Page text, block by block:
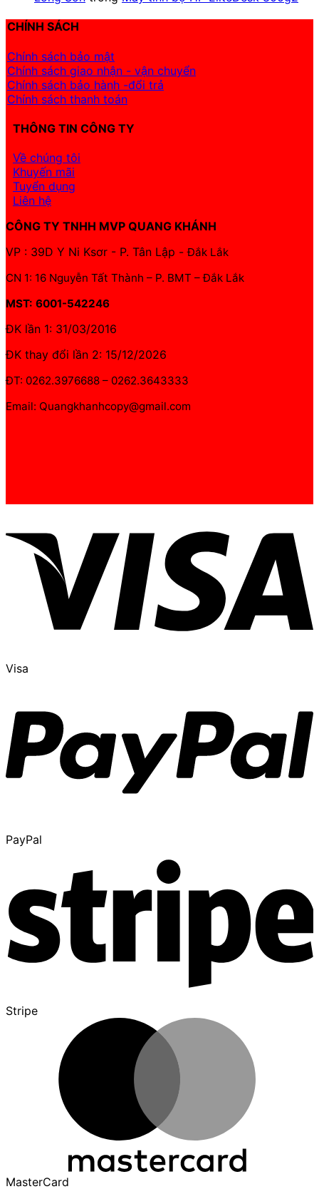
CHÍNH SÁCH
Chính sách bảo mật
Chính sách giao nhận - vận chuyển
Chính sách bảo hành -đổi trả
Chính sách thanh toán
THÔNG TIN CÔNG TY
Về chúng tôi
Khuyến mãi
Tuyển dụng
Liên hệ
CÔNG TY TNHH MVP QUANG KHÁNH
VP : 39D Y Ni Ksơr - P. Tân Lập -Đắk Lắk
CN 1: 16 Nguyễn Tất Thành – P. BMT – Đắk Lắk
MST: 6001-542246
ĐK lần 1: 31/03/2016
ĐK thay đổi lần 2: 15/12/2026
ĐT: 0262.3976688 – 0262.3643333
Email: Quangkhanhcopy@gmail.com
Visa
PayPal
Stripe
MasterCard